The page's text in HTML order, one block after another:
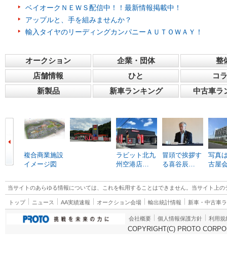
ベイオークＮＥＷＳ配信中！！最新情報掲載中！
アップルと、手を組みませんか？
輸入タイヤのリーディングカンパニーＡＵＴＯＷＡＹ！
オークション 企業・団体
整
店舗情報
ひと
コ
新製品
新車ランキング 中古車ラ
複合商業施設
イメージ図
ラビット北九
州空港店…
冒頭で挨拶す
る喜谷辰…
写真
古屋
当サイトのあらゆる情報については、これを転用することはできません。当サイト上
トップ ニュース AA実績速報 オークション会場 輸出統計情報 新車・中古車
会社概要 個人情報保護方針 利用規
COPYRIGHT(C) PROTO